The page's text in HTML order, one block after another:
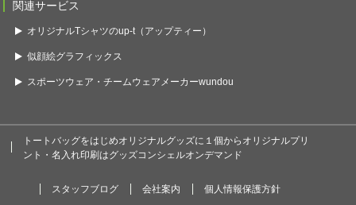
関連サービス
オリジナルTシャツのup-t（アップティー）
似顔絵グラフィックス
スポーツウェア・チームウェアメーカーwundou
トートバッグをはじめオリジナルグッズに１個からオリジナルプリ
ント・名入れ印刷はグッズコンシェルオンデマンド
スタッフブログ 会社案内 個人情報保護方針